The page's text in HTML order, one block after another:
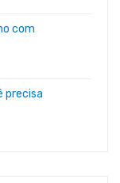
com
precisa